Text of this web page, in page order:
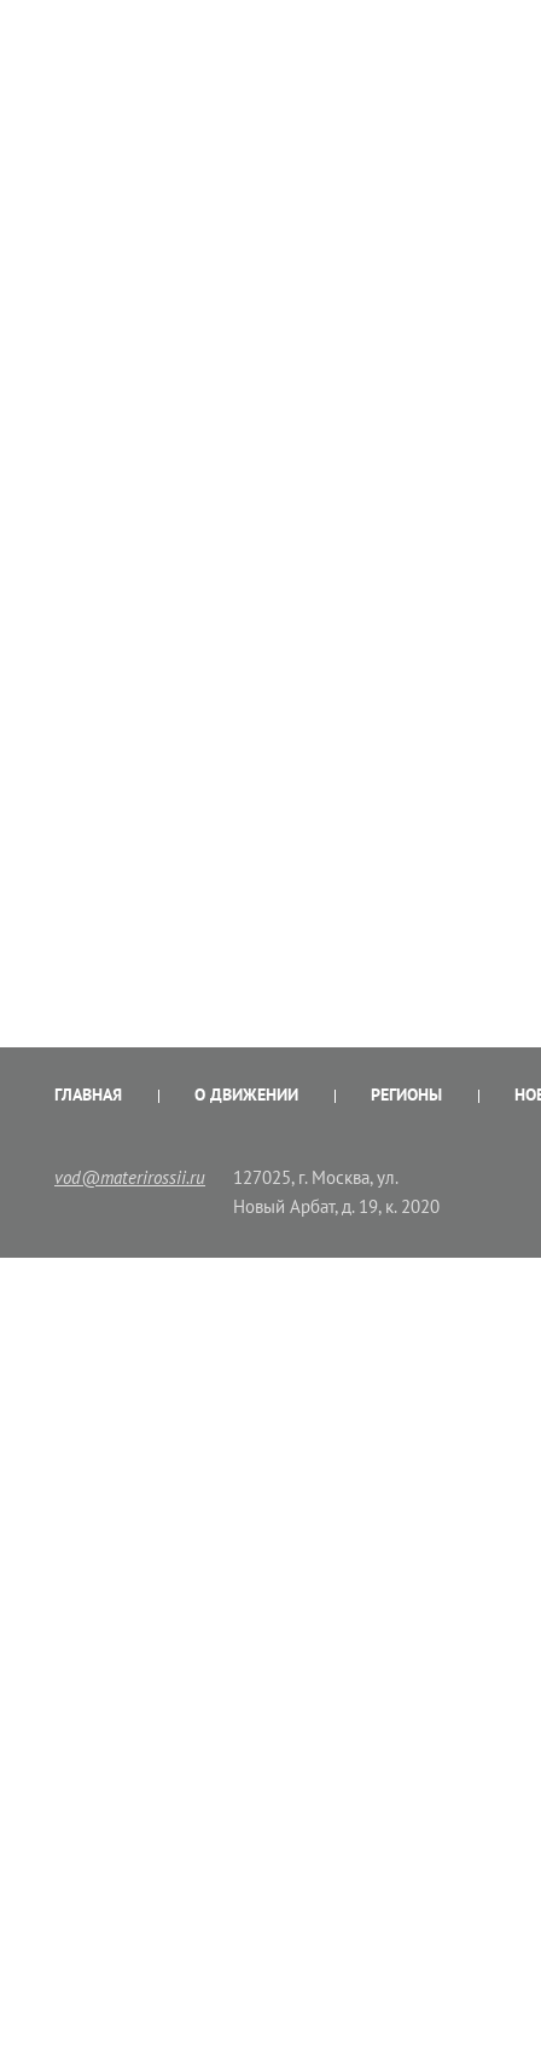
ГЛАВНАЯ О ДВИЖЕНИИ РЕГИОНЫ
vod@materirossii.ru
127025, г. Москва, ул.
Новый Арбат, д. 19, к. 2020